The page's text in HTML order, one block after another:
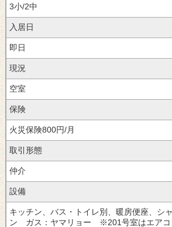
3小/2中
入居日
即日
現況
空室
保険
火災保険800円/月
取引形態
仲介
設備
キッチン、バス・トイレ別、暖房便座、シ
ン ガス：ヤマリョー ※201号室はエア